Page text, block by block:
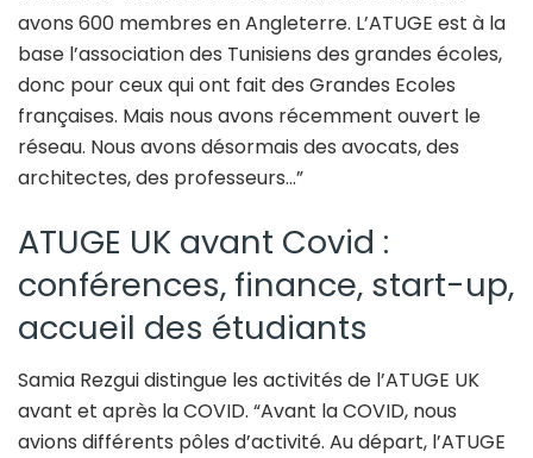
avons 600 membres en Angleterre. L’ATUGE est à la
base l’association des Tunisiens des grandes écoles,
donc pour ceux qui ont fait des Grandes Ecoles
françaises. Mais nous avons récemment ouvert le
réseau. Nous avons désormais des avocats, des
architectes, des professeurs…”
ATUGE UK avant Covid :
conférences, finance, start-up,
accueil des étudiants
Samia Rezgui distingue les activités de l’ATUGE UK
avant et après la COVID. “Avant la COVID, nous
avions différents pôles d’activité. Au départ, l’ATUGE